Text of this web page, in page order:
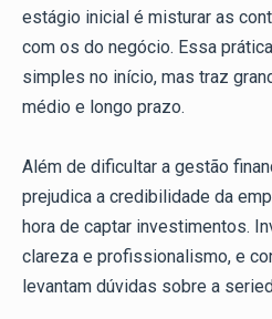
estágio inicial é misturar as
com os do negócio. Essa
simples no início, mas traz
médio e longo prazo.
Além de dificultar a gestão
prejudica a credibilidade da
hora de captar investimentos.
clareza e profissionalismo, e
levantam dúvidas sobre a